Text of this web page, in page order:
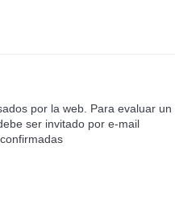
por la web. Para evaluar un
ser invitado por e-mail